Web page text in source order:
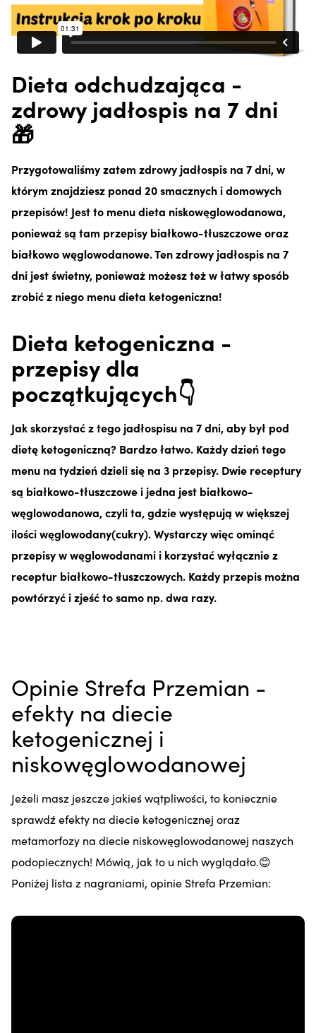
Dieta odchudzająca -
zdrowy jadłospis na 7 dni
🎁
Przygotowaliśmy zatem zdrowy jadłospis na 7 dni, w
którym znajdziesz ponad 20 smacznych i domowych
przepisów! Jest to menu dieta niskowęglowodanowa,
ponieważ są tam przepisy białkowo-tłuszczowe oraz
białkowo węglowodanowe. Ten zdrowy jadłospis na 7
dni jest świetny, ponieważ możesz też w łatwy sposób
zrobić z niego menu dieta ketogeniczna!
Dieta ketogeniczna -
przepisy dla
początkujących👇
Jak skorzystać z tego jadłospisu na 7 dni, aby był pod
dietę ketogeniczną? Bardzo łatwo. Każdy dzień tego
menu na tydzień dzieli się na 3 przepisy. Dwie receptury
są białkowo-tłuszczowe i jedna jest białkowo-
węglowodanowa, czyli ta, gdzie występują w większej
ilości węglowodany(cukry). Wystarczy więc ominąć
przepisy w węglowodanami i korzystać wyłącznie z
receptur białkowo-tłuszczowych. Każdy przepis można
powtórzyć i zjeść to samo np. dwa razy.
Opinie Strefa Przemian -
efekty na diecie
ketogenicznej i
niskowęglowodanowej
Jeżeli masz jeszcze jakieś wątpliwości, to koniecznie
sprawdź efekty na diecie ketogenicznej oraz
metamorfozy na diecie niskowęglowodanowej naszych
podopiecznych! Mówią, jak to u nich wyglądało.😊
Poniżej lista z nagraniami, opinie Strefa Przemian: